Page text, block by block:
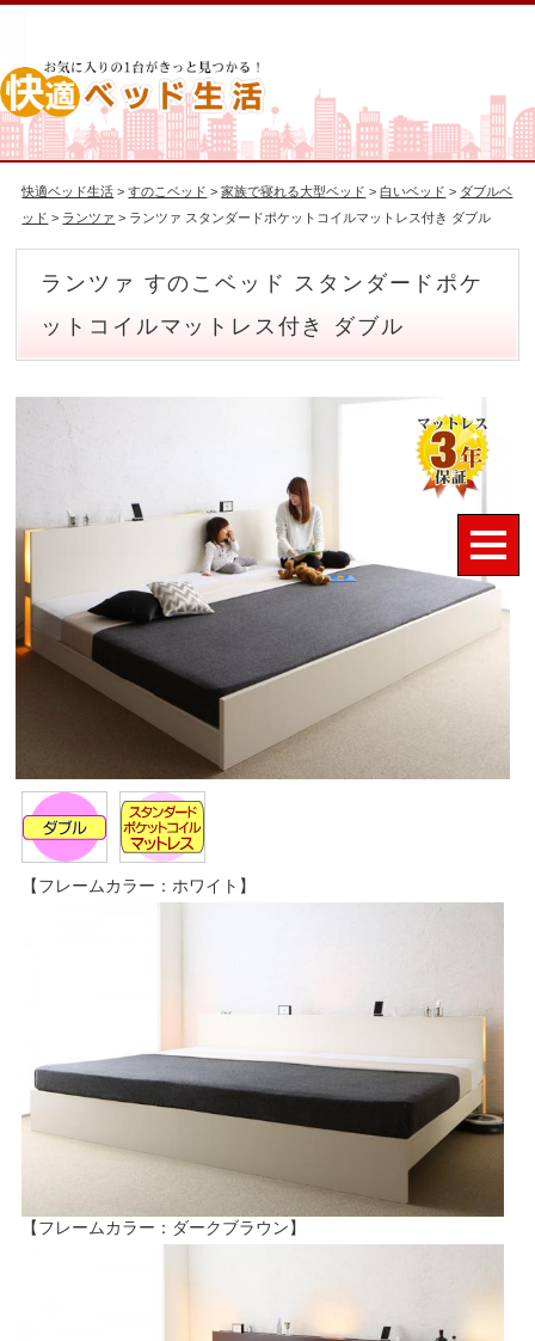
快適ベッド生活 >すのこベッド >家族で寝れる大型ベッド >白いベッド > ダブルベ
ッド > ランツァ > ランツァ スタンダードポケットコイルマットレス付き ダブル
ランツァ すのこベッド スタンダードポケ
ットコイルマットレス付き ダブル
【フレームカラー：ホワイト】
【フレームカラー：ダークブラウン】